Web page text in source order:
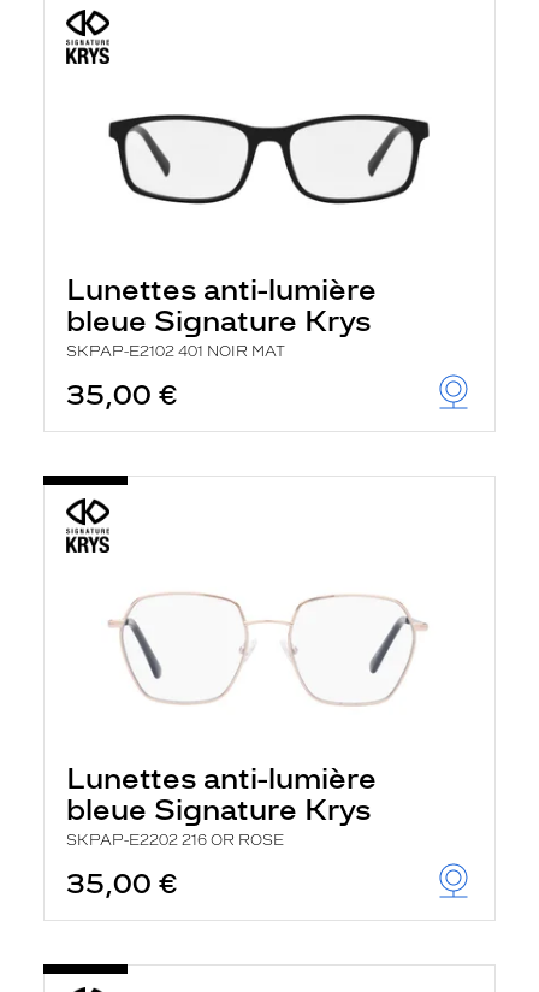
Lunettes anti-lumière
bleue Signature Krys
SKPAP-E2102 401 NOIR MAT
35,00 €
Lunettes anti-lumière
bleue Signature Krys
SKPAP-E2202 216 OR ROSE
35,00 €